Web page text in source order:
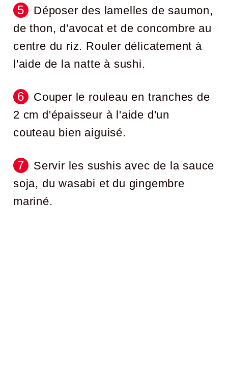
Déposer des lamelles de saumon,
de thon, d'avocat et de concombre au
centre du riz. Rouler délicatement à
l'aide de la natte à sushi.
Couper le rouleau en tranches de
2 cm d'épaisseur à l'aide d'un
couteau bien aiguisé.
Servir les sushis avec de la sauce
soja, du wasabi et du gingembre
mariné.